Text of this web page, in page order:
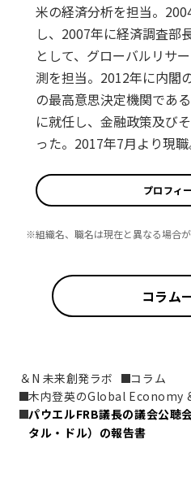
米の経済分析を担当。
し、2007年に経済調査部
として、グローバルリサ
測を担当。2012年に内閣
の最高意思決定機関であ
に就任し、金融政策及び
った。2017年7月より現職
プロフィ
※組織名、職名は現在と異なる場合が
コラム
＆N 未来創発ラボ
コラム
木内登英のGlobal Economy
パウエルFRB議長の議会公聴
タル・ドル）の報告書